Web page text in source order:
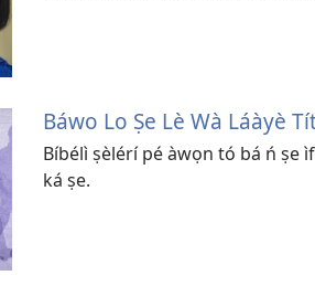
Báwo Lo Ṣe Lè Wà Láàyè
Bíbélì ṣèlérí pé àwọn tó bá ń ṣe
ká ṣe.